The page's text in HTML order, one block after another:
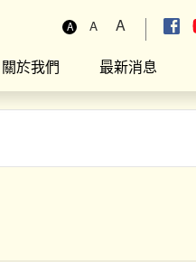
A A A
關於我們 最新消息